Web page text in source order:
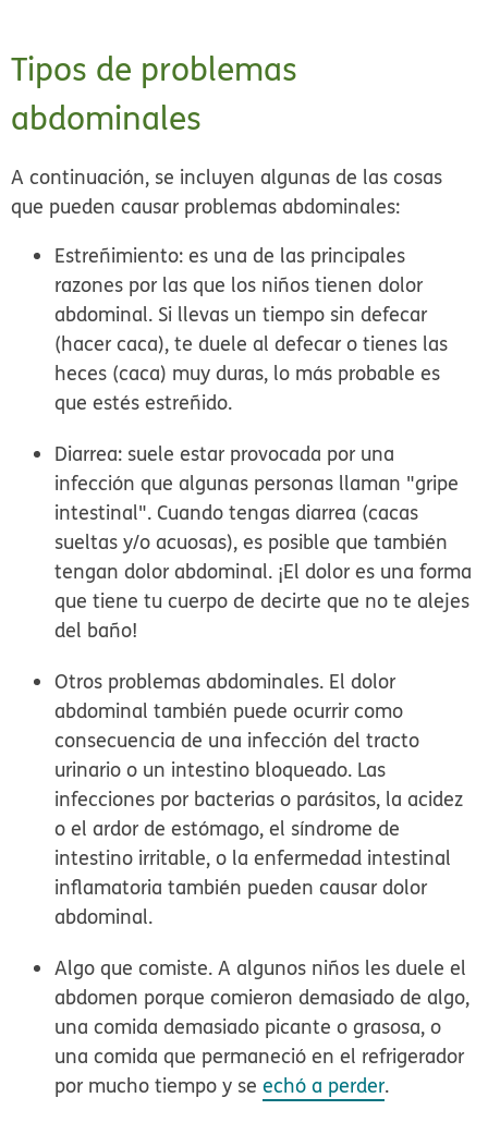
Tipos de problemas
abdominales
A continuación, se incluyen algunas de las cosas
que pueden causar problemas abdominales:
Estreñimiento: es una de las principales
razones por las que los niños tienen dolor
abdominal. Si llevas un tiempo sin defecar
(hacer caca), te duele al defecar o tienes las
heces (caca) muy duras, lo más probable es
que estés estreñido.
Diarrea: suele estar provocada por una
infección que algunas personas llaman "gripe
intestinal". Cuando tengas diarrea (cacas
sueltas y/o acuosas), es posible que también
tengan dolor abdominal. ¡El dolor es una forma
que tiene tu cuerpo de decirte que no te alejes
del baño!
Otros problemas abdominales. El dolor
abdominal también puede ocurrir como
consecuencia de una infección del tracto
urinario o un intestino bloqueado. Las
infecciones por bacterias o parásitos, la acidez
o el ardor de estómago, el síndrome de
intestino irritable, o la enfermedad intestinal
inflamatoria también pueden causar dolor
abdominal.
Algo que comiste. A algunos niños les duele el
abdomen porque comieron demasiado de algo,
una comida demasiado picante o grasosa, o
una comida que permaneció en el refrigerador
por mucho tiempo y seechó a perder.